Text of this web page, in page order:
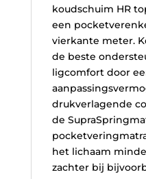
koudschuim HR
een
vierkante meter.
de beste
ligcomfort door
drukverlagende
de
het lichaam
zachter bij